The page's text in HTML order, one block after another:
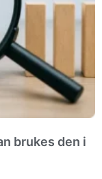
brukes den i